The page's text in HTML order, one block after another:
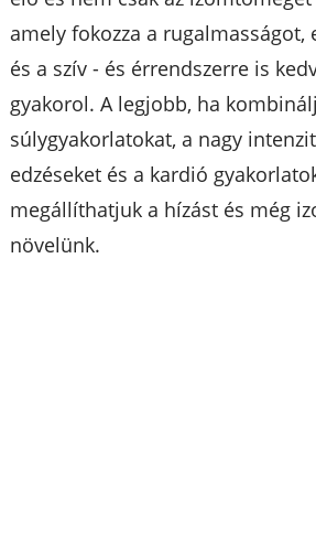
amely fokozza a
és a szív - és érrendszerre is
gyakorol. A legjobb, ha
súlygyakorlatokat, a nagy
edzéseket és a kardió
megállíthatjuk a hízást és még
növelünk.